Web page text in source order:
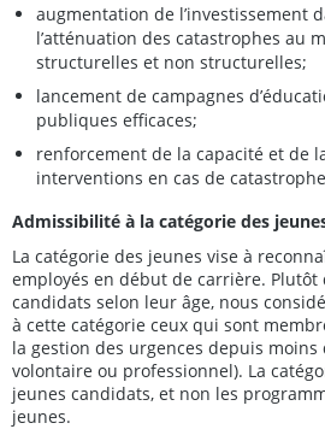
augmentation de l’investissement
l’atténuation des catastrophes au
structurelles et non structurelles;
lancement de campagnes
publiques efficaces;
renforcement de la capacité et de
interventions en cas de
Admissibilité à la catégorie des
La catégorie des jeunes vise à
employés en début de carrière. Plutôt
candidats selon leur âge, nous
à cette catégorie ceux qui sont
la gestion des urgences depuis
volontaire ou professionnel). La
jeunes candidats, et non les
jeunes.